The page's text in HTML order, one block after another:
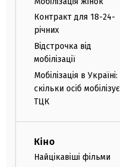
Контракт для 18-24-
річних
Відстрочка від
мобілізації
Мобілізація в Україні:
скільки осіб мобілізує
ТЦК
Кіно
Найцікавіші фільми